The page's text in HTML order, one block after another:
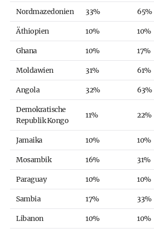
Nordmazedonien 33% 65%
Äthiopien 10% 10%
Ghana 10% 17%
Moldawien 31% 61%
Angola 32% 63%
Demokratische
Republik Kongo
11% 22%
Jamaika 10% 10%
Mosambik 16% 31%
Paraguay 10% 10%
Sambia 17% 33%
Libanon 10% 10%